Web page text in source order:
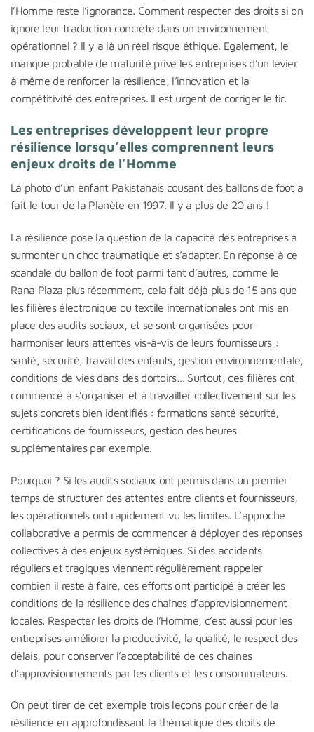
l’Homme reste l’ignorance. Comment respecter des droits si on
ignore leur traduction concrète dans un environnement
opérationnel ? Il y a là un réel risque éthique. Egalement, le
manque probable de maturité prive les entreprises d’un levier
à même de renforcer la résilience, l’innovation et la
compétitivité des entreprises. Il est urgent de corriger le tir.
Les entreprises développent leur propre
résilience lorsqu’elles comprennent leurs
enjeux droits de l’Homme
La photo d’un enfant Pakistanais cousant des ballons de foot a
fait le tour de la Planète en 1997. Il y a plus de 20 ans !
La résilience pose la question de la capacité des entreprises à
surmonter un choc traumatique et s’adapter. En réponse à ce
scandale du ballon de foot parmi tant d’autres, comme le
Rana Plaza plus récemment, cela fait déjà plus de 15 ans que
les filières électronique ou textile internationales ont mis en
place des audits sociaux, et se sont organisées pour
harmoniser leurs attentes vis-à-vis de leurs fournisseurs :
santé, sécurité, travail des enfants, gestion environnementale,
conditions de vies dans des dortoirs… Surtout, ces filières ont
commencé à s’organiser et à travailler collectivement sur les
sujets concrets bien identifiés : formations santé sécurité,
certifications de fournisseurs, gestion des heures
supplémentaires par exemple.
Pourquoi ? Si les audits sociaux ont permis dans un premier
temps de structurer des attentes entre clients et fournisseurs,
les opérationnels ont rapidement vu les limites. L’approche
collaborative a permis de commencer à déployer des réponses
collectives à des enjeux systémiques. Si des accidents
réguliers et tragiques viennent régulièrement rappeler
combien il reste à faire, ces efforts ont participé à créer les
conditions de la résilience des chaînes d’approvisionnement
locales. Respecter les droits de l’Homme, c’est aussi pour les
entreprises améliorer la productivité, la qualité, le respect des
délais, pour conserver l’acceptabilité de ces chaînes
d’approvisionnements par les clients et les consommateurs.
On peut tirer de cet exemple trois leçons pour créer de la
résilience en approfondissant la thématique des droits de